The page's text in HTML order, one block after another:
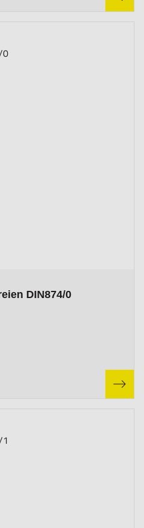
DIN874/0
chosen on the product page